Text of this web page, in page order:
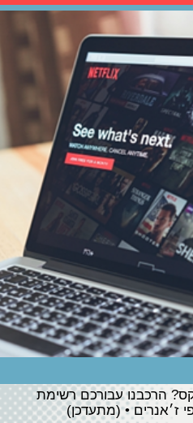
הרכבנו עבורכם רשימת
ז׳אנרים • (מתעדכן)